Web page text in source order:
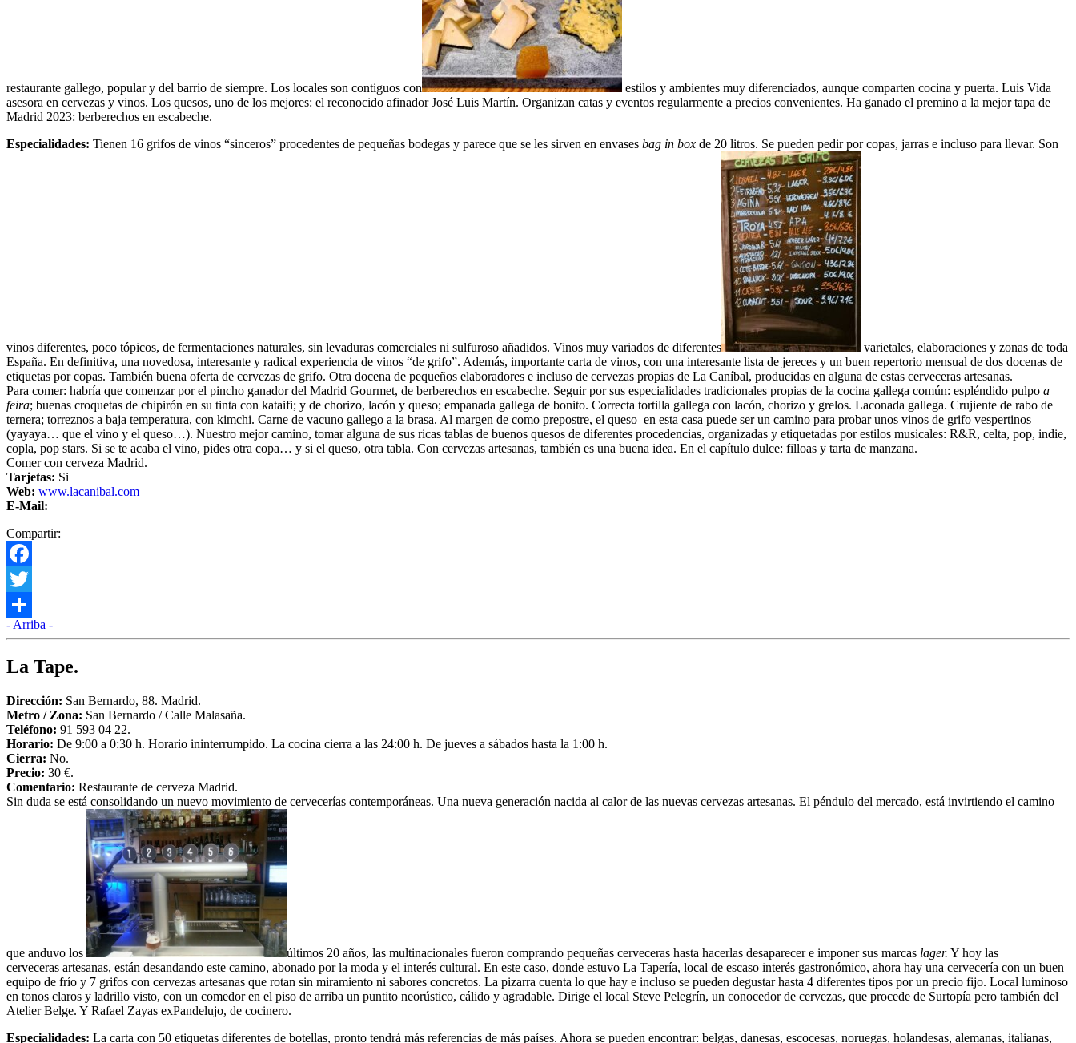
restaurante gallego, popular y del barrio de siempre. Los locales son contiguos con
estilos y ambientes muy diferenciados, aunque comparten cocina y puerta. Luis Vida
asesora en cervezas y vinos. Los quesos, uno de los mejores: el reconocido afinador José Luis Martín. Organizan catas y eventos regularmente a precios convenientes. Ha ganado el premino a la mejor tapa de
Madrid 2023: berberechos en escabeche.
Especialidades: Tienen 16 grifos de vinos “sinceros” procedentes de pequeñas bodegas y parece que se les sirven en envases bag in box de 20 litros. Se pueden pedir por copas, jarras e incluso para llevar. Son
vinos diferentes, poco tópicos, de fermentaciones naturales, sin levaduras comerciales ni sulfuroso añadidos. Vinos muy variados de diferentes
varietales, elaboraciones y zonas de toda
España. En definitiva, una novedosa, interesante y radical experiencia de vinos “de grifo”. Además, importante carta de vinos, con una interesante lista de jereces y un buen repertorio mensual de dos docenas de
etiquetas por copas. También buena oferta de cervezas de grifo. Otra docena de pequeños elaboradores e incluso de cervezas propias de La Caníbal, producidas en alguna de estas cerveceras artesanas.
Para comer: habría que comenzar por el pincho ganador del Madrid Gourmet, de berberechos en escabeche. Seguir por sus especialidades tradicionales propias de la cocina gallega común: espléndido pulpo a
feira; buenas croquetas de chipirón en su tinta con kataifi; y de chorizo, lacón y queso; empanada gallega de bonito. Correcta tortilla gallega con lacón, chorizo y grelos. Laconada gallega. Crujiente de rabo de
ternera; torreznos a baja temperatura, con kimchi. Carne de vacuno gallego a la brasa. Al margen de como prepostre, el queso en esta casa puede ser un camino para probar unos vinos de grifo vespertinos
(yayaya… que el vino y el queso…). Nuestro mejor camino, tomar alguna de sus ricas tablas de buenos quesos de diferentes procedencias, organizadas y etiquetadas por estilos musicales: R&R, celta, pop, indie,
copla, pop stars. Si se te acaba el vino, pides otra copa… y si el queso, otra tabla. Con cervezas artesanas, también es una buena idea. En el capítulo dulce: filloas y tarta de manzana.
Comer con cerveza Madrid.
Tarjetas: Si
Web: www.lacanibal.com
E-Mail:
Compartir:
Facebook
Twitter
Compartir
- Arriba -
La Tape.
Dirección: San Bernardo, 88. Madrid.
Metro / Zona: San Bernardo / Calle Malasaña.
Teléfono: 91 593 04 22.
Horario: De 9:00 a 0:30 h. Horario ininterrumpido. La cocina cierra a las 24:00 h. De jueves a sábados hasta la 1:00 h.
Cierra: No.
Precio: 30 €.
Comentario: Restaurante de cerveza Madrid.
Sin duda se está consolidando un nuevo movimiento de cervecerías contemporáneas. Una nueva generación nacida al calor de las nuevas cervezas artesanas. El péndulo del mercado, está invirtiendo el camino
que anduvo los últimos 20 años, las multinacionales fueron comprando pequeñas cerveceras hasta hacerlas desaparecer e imponer sus marcas lager. Y hoy las
cerveceras artesanas, están desandando este camino, abonado por la moda y el interés cultural. En este caso, donde estuvo La Tapería, local de escaso interés gastronómico, ahora hay una cervecería con un buen
equipo de frío y 7 grifos con cervezas artesanas que rotan sin miramiento ni sabores concretos. La pizarra cuenta lo que hay e incluso se pueden degustar hasta 4 diferentes tipos por un precio fijo. Local luminoso
en tonos claros y ladrillo visto, con un comedor en el piso de arriba un puntito neorústico, cálido y agradable. Dirige el local Steve Pelegrín, un conocedor de cervezas, que procede de Surtopía pero también del
Atelier Belge. Y Rafael Zayas exPandelujo, de cocinero.
Especialidades: La carta con 50 etiquetas diferentes de botellas, pronto tendrá más referencias de más países. Ahora se pueden encontrar: belgas, danesas, escocesas, noruegas, holandesas, alemanas, italianas,